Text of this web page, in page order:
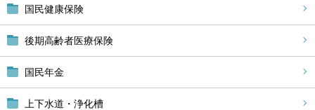
国民健康保険
後期高齢者医療保険
国民年金
上下水道・浄化槽